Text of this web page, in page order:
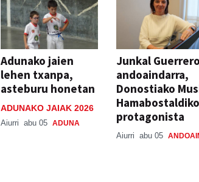
Adunako jaien
lehen txanpa,
asteburu honetan
ADUNAKO JAIAK 2026
Aiurri abu 05 ADUNA
Junkal Guerrero
andoaindarra,
Donostiako
Hamabostaldiko
protagonista
Aiurri abu 05